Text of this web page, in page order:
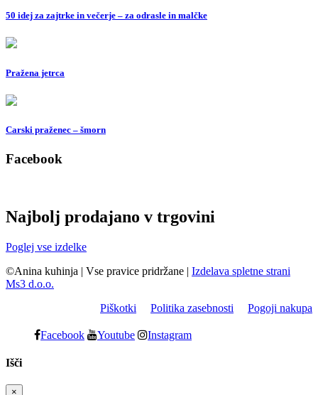
50 idej za zajtrke in večerje – za odrasle in malčke
Pražena jetrca
Carski praženec – šmorn
Facebook
Najbolj prodajano v trgovini
Poglej vse izdelke
©Anina kuhinja | Vse pravice pridržane | Izdelava spletne strani
Ms3 d.o.o.
Piškotki
Politika zasebnosti Pogoji nakupa
Facebook Youtube Instagram
Išči
×